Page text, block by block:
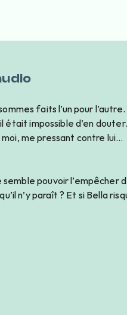
faits l’un pour l’autre.
était impossible d’en douter.
me pressant contre lui…
pouvoir l’empêcher
n’y paraît ? Et si Bella